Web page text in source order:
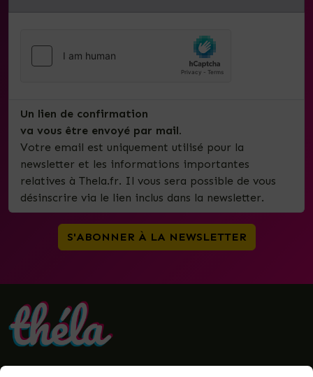
Un lien de confirmation
va vous être envoyé par mail.
Votre email est uniquement utilisé pour la
newsletter et les informations importantes
relatives à Thela.fr. Il vous sera possible de vous
désinscrire via le lien inclus dans la newsletter.